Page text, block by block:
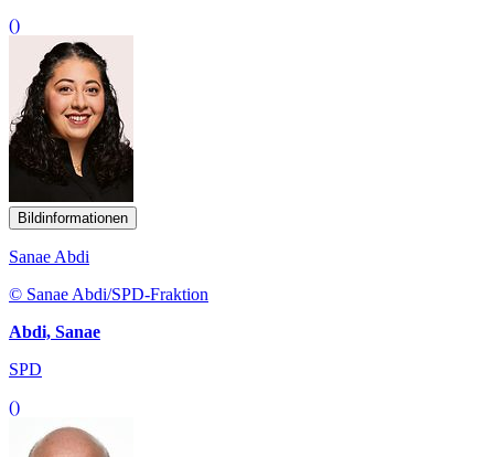
()
Bildinformationen
Sanae Abdi
© Sanae Abdi/SPD-Fraktion
Abdi, Sanae
SPD
()